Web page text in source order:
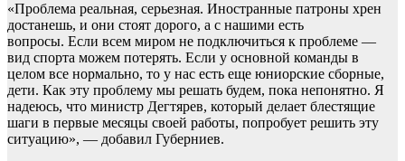
«Проблема реальная, серьезная. Иностранные патроны хрен
достанешь, и они стоят дорого, а с нашими есть
вопросы. Если всем миром не подключиться к проблеме —
вид спорта можем потерять. Если у основной команды в
целом все нормально, то у нас есть еще юниорские сборные,
дети. Как эту проблему мы решать будем, пока непонятно. Я
надеюсь, что министр Дегтярев, который делает блестящие
шаги в первые месяцы своей работы, попробует решить эту
ситуацию», — добавил Губерниев.